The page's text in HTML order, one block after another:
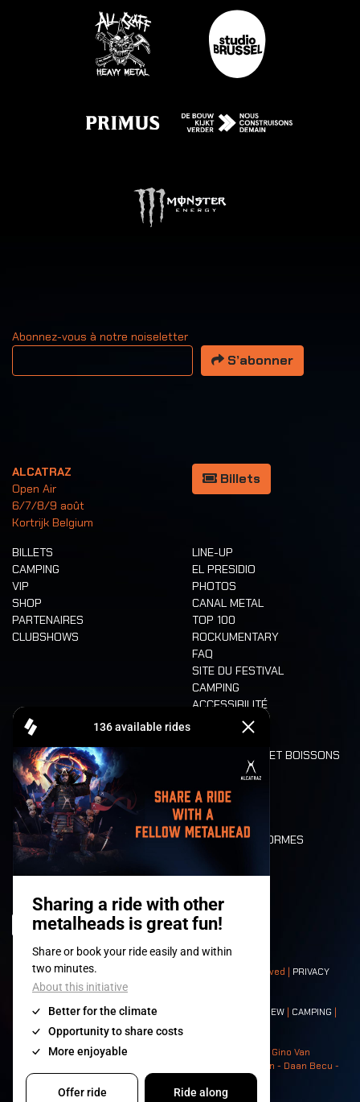
Abonnez-vous à notre noiseletter
Votre adresse email
S’abonner
ALCATRAZ
Open Air
6/7/8/9 août
Kortrijk Belgium
Billets
BILLETS
CAMPING
VIP
SHOP
PARTENAIRES
CLUBSHOWS
LINE-UP
EL PRESIDIO
PHOTOS
CANAL METAL
TOP 100
ROCKUMENTARY
FAQ
SITE DU FESTIVAL
CAMPING
ACCESSIBILITÉ
CASHLESS
ALIMENTATION ET BOISSONS
LONE WOLVES
PLAN
DEATH RIDE
VALEURS ET NORMES
HISTOIRE
© 2008-2026- Apache Productions VZW – All rights reserved | PRIVACY
POLICY|CONDITIONS GÉNÉRALES
Contact:GENERAL| PARTNERSHIPS CREW | CAMPING |
NEIGHBOURS
Photos: Ann Kermans - Hans Van Hoof - Eliaz Bruggeman - Gino Van
Lancker - Tim Tronckoe - Elsie Roymans - Stijn Verbruggen - Daan Becu -
Claus Christa - Devid Camerlynck